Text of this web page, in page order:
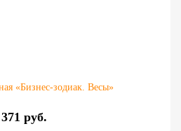
«Бизнес-зодиак. Весы»
371 руб.